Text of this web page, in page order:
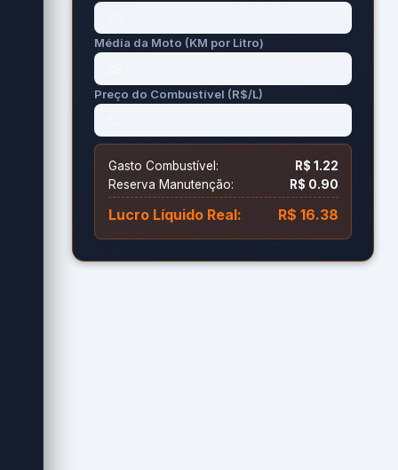
Média da Moto (KM por Litro)
Preço do Combustível (R$/L)
Gasto Combustível:
R$ 1.22
Reserva Manutenção:
R$ 0.90
Lucro Líquido Real: R$ 16.38